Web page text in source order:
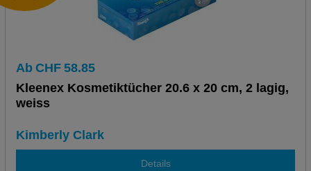
Ab CHF 58.85
Kleenex Kosmetiktücher 20.6 x 20 cm, 2 lagig,
weiss
Kimberly Clark
Details